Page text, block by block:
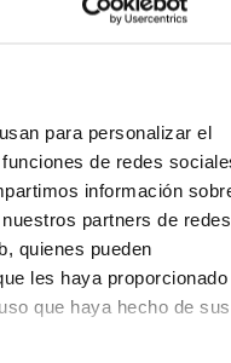
para personalizar el
de redes
información
partners de redes
quienes pueden
les haya proporcionado
que haya hecho de sus